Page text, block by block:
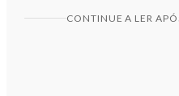
CONTINUE A LER